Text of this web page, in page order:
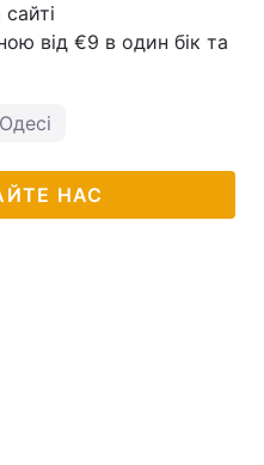
від €9 в один бік та
НАС